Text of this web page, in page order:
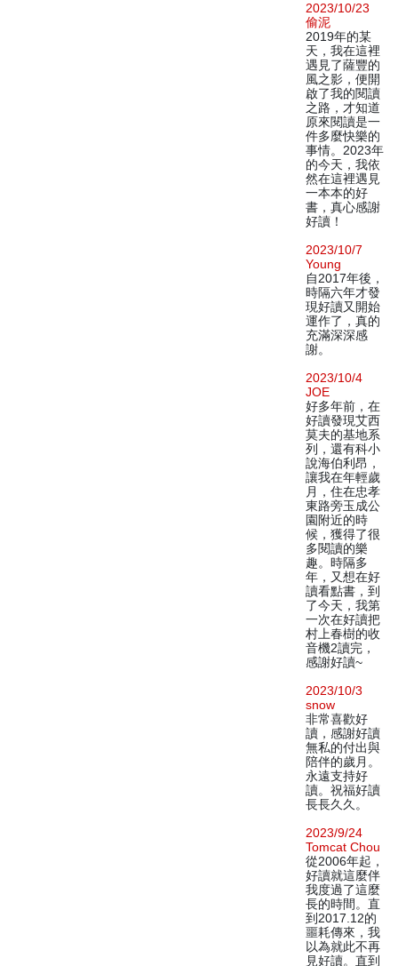
2023/10/23
偷泥
2019年的某
天，我在這裡
遇見了薩豐的
風之影，便開
啟了我的閱讀
之路，才知道
原來閱讀是一
件多麼快樂的
事情。2023年
的今天，我依
然在這裡遇見
一本本的好
書，真心感謝
好讀！
2023/10/7
Young
自2017年後，
時隔六年才發
現好讀又開始
運作了，真的
充滿深深感
謝。
2023/10/4
JOE
好多年前，在
好讀發現艾西
莫夫的基地系
列，還有科小
說海伯利昂，
讓我在年輕歲
月，住在忠孝
東路旁玉成公
園附近的時
候，獲得了很
多閱讀的樂
趣。時隔多
年，又想在好
讀看點書，到
了今天，我第
一次在好讀把
村上春樹的收
音機2讀完，
感謝好讀~
2023/10/3
snow
非常喜歡好
讀，感謝好讀
無私的付出與
陪伴的歲月。
永遠支持好
讀。祝福好讀
長長久久。
2023/9/24
Tomcat Chou
從2006年起，
好讀就這麼伴
我度過了這麼
長的時間。直
到2017.12的
噩耗傳來，我
以為就此不再
見好讀。直到